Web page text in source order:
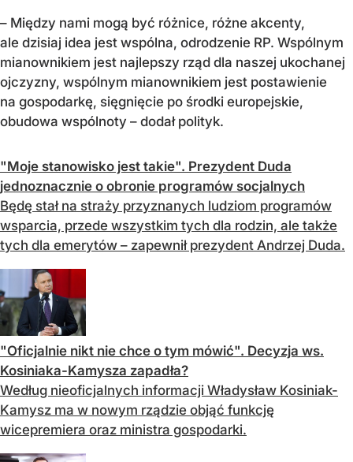
– Między nami mogą być różnice, różne akcenty,
ale dzisiaj idea jest wspólna, odrodzenie RP. Wspólnym
mianownikiem jest najlepszy rząd dla naszej ukochanej
ojczyzny, wspólnym mianownikiem jest postawienie
na gospodarkę, sięgnięcie po środki europejskie,
obudowa wspólnoty – dodał polityk.
"Moje stanowisko jest takie". Prezydent Duda
jednoznacznie o obronie programów socjalnych
Będę stał na straży przyznanych ludziom programów
wsparcia, przede wszystkim tych dla rodzin, ale także
tych dla emerytów – zapewnił prezydent Andrzej Duda.
"Oficjalnie nikt nie chce o tym mówić". Decyzja ws.
Kosiniaka-Kamysza zapadła?
Według nieoficjalnych informacji Władysław Kosiniak-
Kamysz ma w nowym rządzie objąć funkcję
wicepremiera oraz ministra gospodarki.